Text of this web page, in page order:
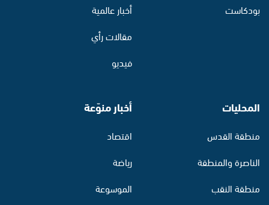
بودكاست
أخبار عالمية
مقالات رأي
فيديو
المحليات
منطقة القدس
الناصرة والمنطقة
منطقة النقب
أخبار منوّعة
اقتصاد
رياضة
الموسوعة